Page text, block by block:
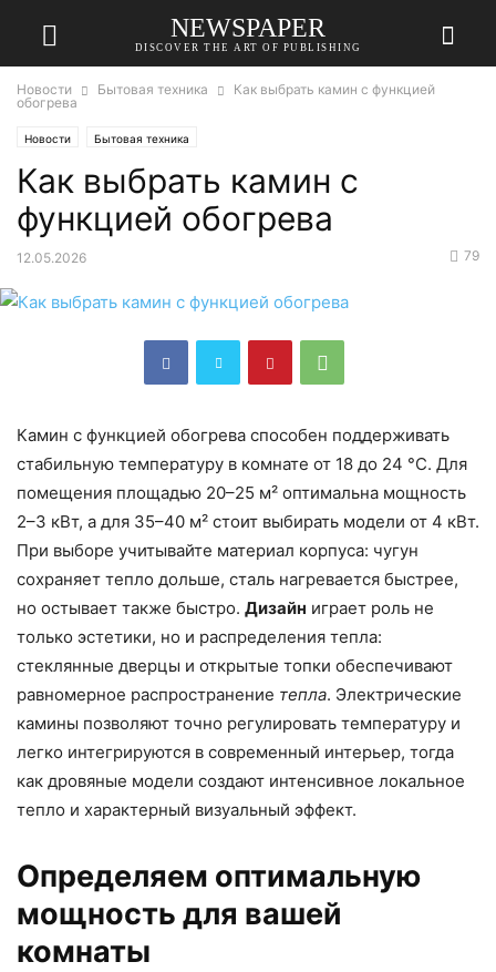
NEWSPAPER
DISCOVER THE ART OF PUBLISHING
Новости Бытовая техника
Как выбрать камин с функцией
обогрева
Новости Бытовая техника
Как выбрать камин с
функцией обогрева
12.05.2026 79
Камин с функцией обогрева способен поддерживать
стабильную температуру в комнате от 18 до 24 °C. Для
помещения площадью 20–25 м² оптимальна мощность
2–3 кВт, а для 35–40 м² стоит выбирать модели от 4 кВт.
При выборе учитывайте материал корпуса: чугун
сохраняет тепло дольше, сталь нагревается быстрее,
но остывает также быстро. Дизайн играет роль не
только эстетики, но и распределения тепла:
стеклянные дверцы и открытые топки обеспечивают
равномерное распространение тепла. Электрические
камины позволяют точно регулировать температуру и
легко интегрируются в современный интерьер, тогда
как дровяные модели создают интенсивное локальное
тепло и характерный визуальный эффект.
Определяем оптимальную
мощность для вашей
комнаты